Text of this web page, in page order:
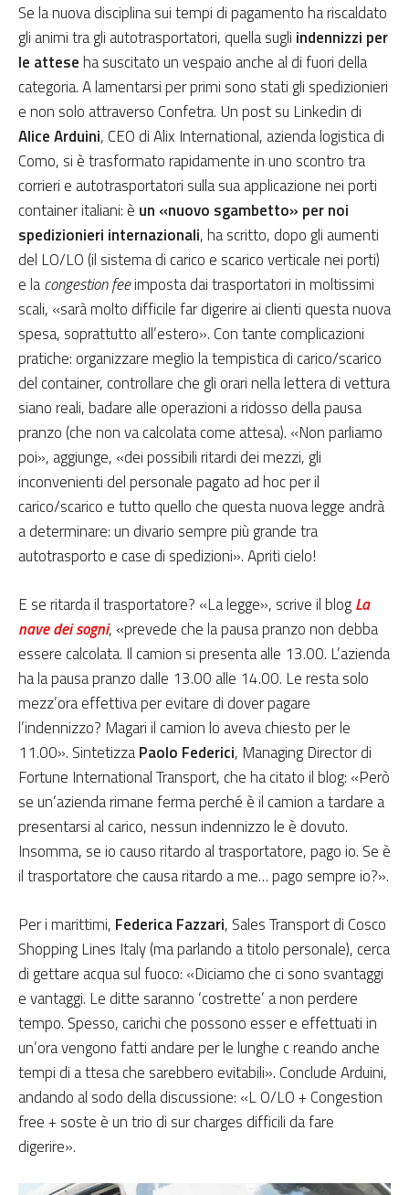
Se la nuova disciplina sui tempi di pagamento ha riscaldato
gli animi tra gli autotrasportatori, quella sugli indennizzi per
le atteseha suscitato un vespaio anche al di fuori della
categoria. A lamentarsi per primi sono stati gli spedizionieri
e non solo attraverso Confetra. Un post su Linkedin di
Alice Arduini, CEO di Alix International, azienda logistica di
Como, si è trasformato rapidamente in uno scontro tra
corrieri e autotrasportatori sulla sua applicazione nei porti
container italiani: è un «nuovo sgambetto» per noi
spedizionieri internazionali, ha scritto, dopo gli aumenti
del LO/LO (il sistema di carico e scarico verticale nei porti)
e lacongestion feeimposta dai trasportatori in moltissimi
scali, «sarà molto difficile far digerire ai clienti questa nuova
spesa, soprattutto all’estero». Con tante complicazioni
pratiche: organizzare meglio la tempistica di carico/scarico
del container, controllare che gli orari nella lettera di vettura
siano reali, badare alle operazioni a ridosso della pausa
pranzo (che non va calcolata come attesa). «Non parliamo
poi», aggiunge, «dei possibili ritardi dei mezzi, gli
inconvenienti del personale pagato ad hoc per il
carico/scarico e tutto quello che questa nuova legge andrà
a determinare: un divario sempre più grande tra
autotrasporto e case di spedizioni». Apriti cielo!
E se ritarda il trasportatore? «La legge», scrive il blogLa
nave dei sogni, «prevede che la pausa pranzo non debba
essere calcolata. Il camion si presenta alle 13.00. L’azienda
ha la pausa pranzo dalle 13.00 alle 14.00. Le resta solo
mezz’ora effettiva per evitare di dover pagare
l’indennizzo? Magari il camion lo aveva chiesto per le
11.00». SintetizzaPaolo Federici, Managing Director di
Fortune International Transport, che ha citato il blog: «Però
se un’azienda rimane ferma perché è il camion a tardare a
presentarsi al carico, nessun indennizzo le è dovuto.
Insomma, se io causo ritardo al trasportatore, pago io. Se è
il trasportatore che causa ritardo a me… pago sempre io?».
Per i marittimi, Federica Fazzari, Sales Transport di Cosco
Shopping Lines Italy (ma parlando a titolo personale), cerca
di gettare acqua sul fuoco: «Diciamo che ci sono svantaggi
e vantaggi. Le ditte saranno ‘costrette’ a non perdere
tempo. Spesso, carichi che possono esser e effettuati in
un’ora vengono fatti andare per le lunghe c reando anche
tempi di a ttesa che sarebbero evitabili». Conclude Arduini,
andando al sodo della discussione: «L O/LO + Congestion
free + soste è un trio di sur charges difficili da fare
digerire».